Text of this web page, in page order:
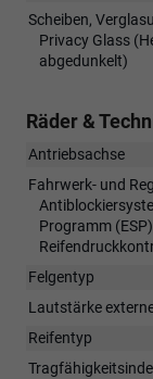
Scheiben,
Privacy Glass
abgedunkelt)
Räder &
Antriebsachse
Fahrwerk- und
Programm
Felgentyp
Lautstärke
Reifentyp